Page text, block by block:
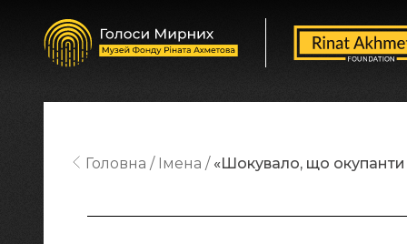
Головна Імена «Шокувало, що